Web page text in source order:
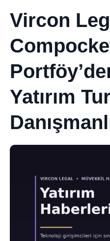
Vircon
Yatırım